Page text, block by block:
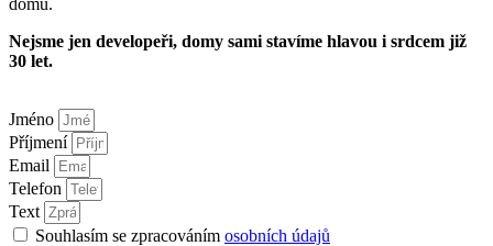
domů.
Nejsme jen developeři, domy sami stavíme hlavou i srdcem již
30 let.
Jméno
Příjmení
Email
Telefon
Text
Souhlasím se zpracováním osobních údajů